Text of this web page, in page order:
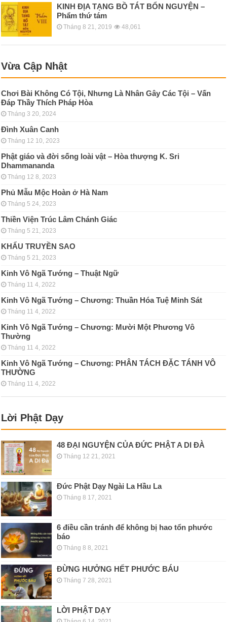
KINH ÐỊA TẠNG BỒ TÁT BỔN NGUYỆN –
Phẩm thứ tám
Tháng 8 21, 2019 48,061
Vừa Cập Nhật
Chơi Bài Không Có Tội, Nhưng Là Nhân Gây Các Tội – Vấn
Đáp Thầy Thích Pháp Hòa
Tháng 3 20, 2024
Đình Xuân Canh
Tháng 12 10, 2023
Phật giáo và đời sống loài vật – Hòa thượng K. Sri
Dhammananda
Tháng 12 8, 2023
Phủ Mẫu Mộc Hoàn ở Hà Nam
Tháng 5 24, 2023
Thiền Viện Trúc Lâm Chánh Giác
Tháng 5 21, 2023
KHẨU TRUYỀN SAO
Tháng 5 21, 2023
Kinh Vô Ngã Tướng – Thuật Ngữ
Tháng 11 4, 2022
Kinh Vô Ngã Tướng – Chương: Thuần Hóa Tuệ Minh Sát
Tháng 11 4, 2022
Kinh Vô Ngã Tướng – Chương: Mười Một Phương Vô
Thường
Tháng 11 4, 2022
Kinh Vô Ngã Tướng – Chương: PHÂN TÁCH ÐẶC TÁNH VÔ
THƯỜNG
Tháng 11 4, 2022
Lời Phật Dạy
48 ĐẠI NGUYỆN CỦA ĐỨC PHẬT A DI ĐÀ
Tháng 12 21, 2021
Đức Phật Dạy Ngài La Hầu La
Tháng 8 17, 2021
6 điều cần tránh để không bị hao tổn phước
báo
Tháng 8 8, 2021
ĐỪNG HƯỞNG HẾT PHƯỚC BÁU
Tháng 7 28, 2021
LỜI PHẬT DẠY